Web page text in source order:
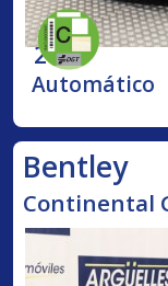
2005
Automático
Bentley
Continental